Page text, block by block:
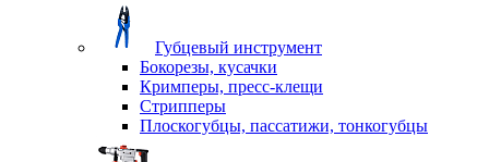
Губцевый инструмент
Бокорезы, кусачки
Кримперы, пресс-клещи
Стрипперы
Плоскогубцы, пассатижи, тонкогубцы